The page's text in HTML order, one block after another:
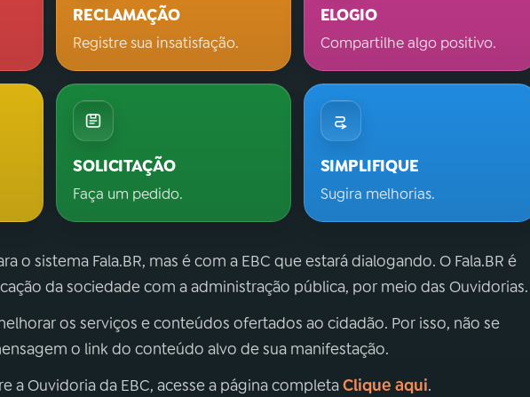
RECLAMAÇÃO
Registre sua insatisfação.
ELOGIO
Compartilhe algo positivo.
SOLICITAÇÃO
Faça um pedido.
SIMPLIFIQUE
Sugira melhorias.
o sistema Fala.BR, mas é com a EBC que estará dialogando. O Fala.BR é
da sociedade com a administração pública, por meio das Ouvidorias.
os serviços e conteúdos ofertados ao cidadão. Por isso, não se
o link do conteúdo alvo de sua manifestação.
a Ouvidoria da EBC, acesse a página completaClique aqui.